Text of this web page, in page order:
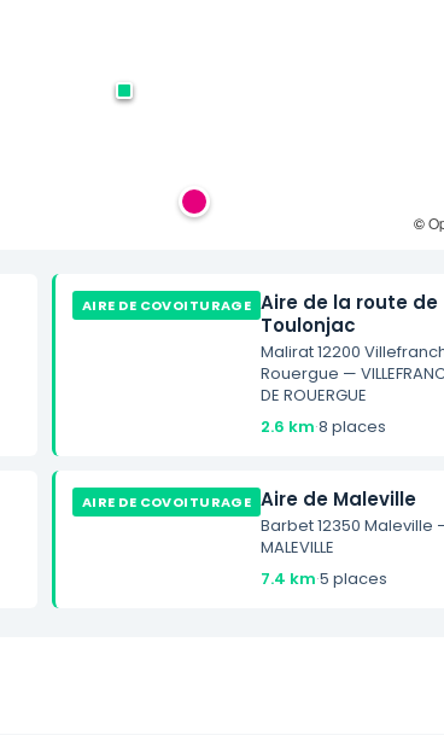
©
AIRE DE COVOITURAGE Aire de la route de
Toulonjac
Malirat 12200
Rouergue —
DE ROUERGUE
2.6 km·8 places
AIRE DE COVOITURAGE Aire de Maleville
Barbet 12350 Maleville
MALEVILLE
7.4 km·5 places